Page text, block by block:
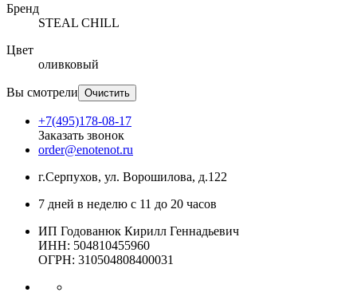
Бренд
STEAL CHILL
Цвет
оливковый
Вы смотрели Очистить
+7(495)178-08-17
Заказать звонок
order@enotenot.ru
г.Серпухов, ул. Ворошилова, д.122
7 дней в неделю с 11 до 20 часов
ИП Годованюк Кирилл Геннадьевич
ИНН: 504810455960
ОГРН: 310504808400031